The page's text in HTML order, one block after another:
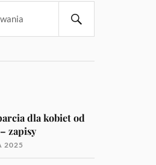
dla kobiet od
zapisy
2025